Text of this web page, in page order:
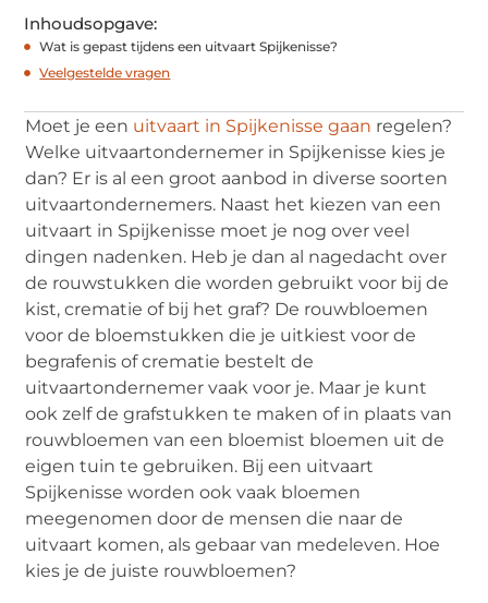
Inhoudsopgave:
Wat is gepast tijdens een uitvaart Spijkenisse?
Veelgestelde vragen
Moet je een uitvaart in Spijkenisse gaan regelen?
Welke uitvaartondernemer in Spijkenisse kies je
dan? Er is al een groot aanbod in diverse soorten
uitvaartondernemers. Naast het kiezen van een
uitvaart in Spijkenisse moet je nog over veel
dingen nadenken. Heb je dan al nagedacht over
de rouwstukken die worden gebruikt voor bij de
kist, crematie of bij het graf? De rouwbloemen
voor de bloemstukken die je uitkiest voor de
begrafenis of crematie bestelt de
uitvaartondernemer vaak voor je. Maar je kunt
ook zelf de grafstukken te maken of in plaats van
rouwbloemen van een bloemist bloemen uit de
eigen tuin te gebruiken. Bij een uitvaart
Spijkenisse worden ook vaak bloemen
meegenomen door de mensen die naar de
uitvaart komen, als gebaar van medeleven. Hoe
kies je de juiste rouwbloemen?